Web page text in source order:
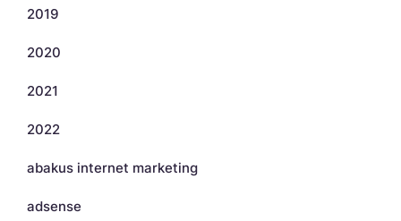
2019
2020
2021
2022
abakus internet marketing
adsense